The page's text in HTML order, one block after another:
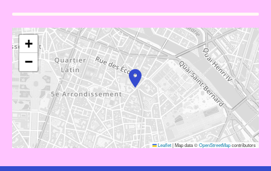
+
−
Leaflet|Map data ©OpenStreetMapcontributors